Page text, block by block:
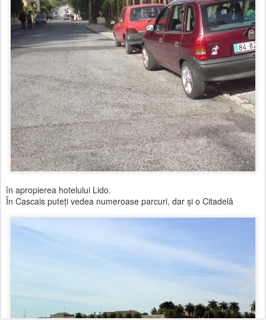
în apropierea hotelului Lido.
În Cascais puteţi vedea numeroase parcuri, dar şi o Citadelă